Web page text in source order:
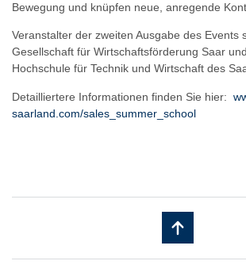
Bewegung und knüpfen neue, anregende
Veranstalter der zweiten Ausgabe des Events
Gesellschaft für Wirtschaftsförderung Saar
Hochschule für Technik und Wirtschaft des
Detailliertere Informationen finden Sie hier:
saarland.com/sales_summer_school